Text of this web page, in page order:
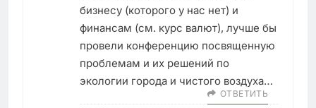
бизнесу (которого у нас нет) и
финансам (см. курс валют), лучше бы
провели конференцию посвященную
проблемам и их решений по
экологии города и чистого воздуха…
ОТВЕТИТЬ